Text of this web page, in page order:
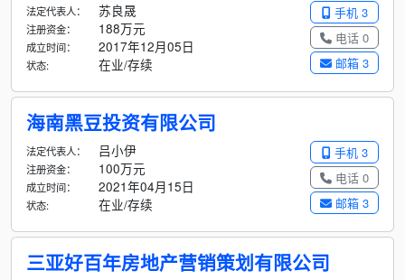
手机 3
电话 0
邮箱 3
法定代表人： 苏良晟
注册资金： 188万元
成立时间： 2017年12月05日
状态: 在业/存续
海南黑豆投资有限公司
手机 3
电话 0
邮箱 3
法定代表人： 吕小伊
注册资金： 100万元
成立时间： 2021年04月15日
状态: 在业/存续
三亚好百年房地产营销策划有限公司